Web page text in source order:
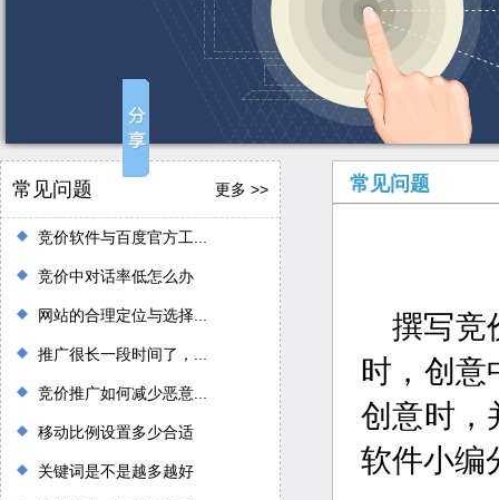
常见问题 更多 >>
竞价软件与百度官方工...
竞价中对话率低怎么办
网站的合理定位与选择...
推广很长一段时间了，...
竞价推广如何减少恶意...
移动比例设置多少合适
关键词是不是越多越好
常见问题
撰写竞
时，创意
创意时，
软件小编